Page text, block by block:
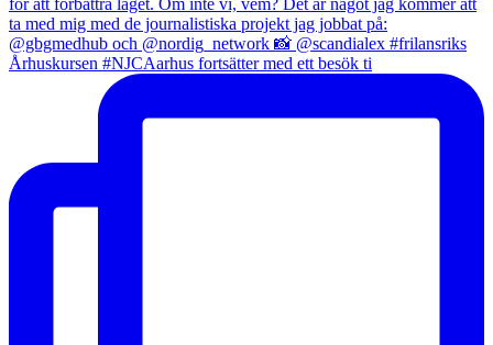
Århuskursen #NJCAarhus fortsätter med ett besök ti